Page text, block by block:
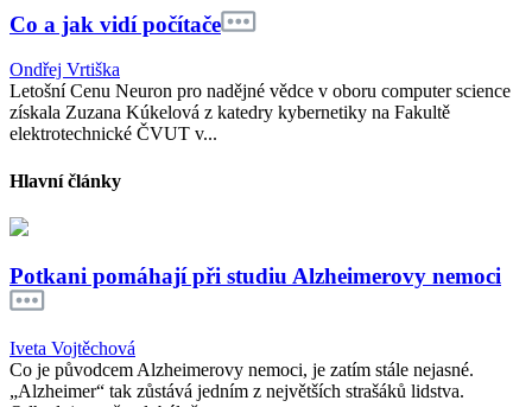
Co a jak vidí počítače
Ondřej Vrtiška
Letošní Cenu Neuron pro nadějné vědce v oboru computer science
získala Zuzana Kúkelová z katedry kybernetiky na Fakultě
elektrotechnické ČVUT v...
Hlavní články
Potkani pomáhají při studiu Alzheimerovy nemoci
Iveta Vojtěchová
Co je původcem Alzheimerovy nemoci, je zatím stále nejasné.
„Alzheimer“ tak zůstává jedním z největších strašáků lidstva.